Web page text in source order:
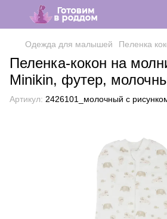
Одежда для малышей Пеленка
Пеленка-кокон на
Minikin, футер,
Артикул: 2426101_молочный с